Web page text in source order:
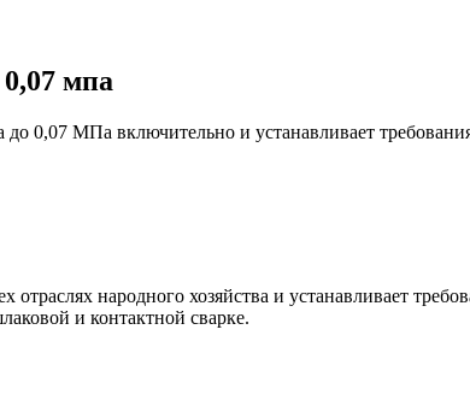
мпа
0,07 МПа включительно и устанавливает
народного хозяйства и устанавливает
и контактной сварке.